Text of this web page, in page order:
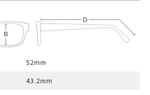
52mm
43.2mm